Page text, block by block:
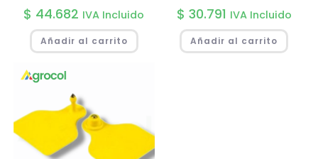
$ 44.682 IVA Incluido
Añadir al carrito
$ 30.791 IVA Incluido
Añadir al carrito